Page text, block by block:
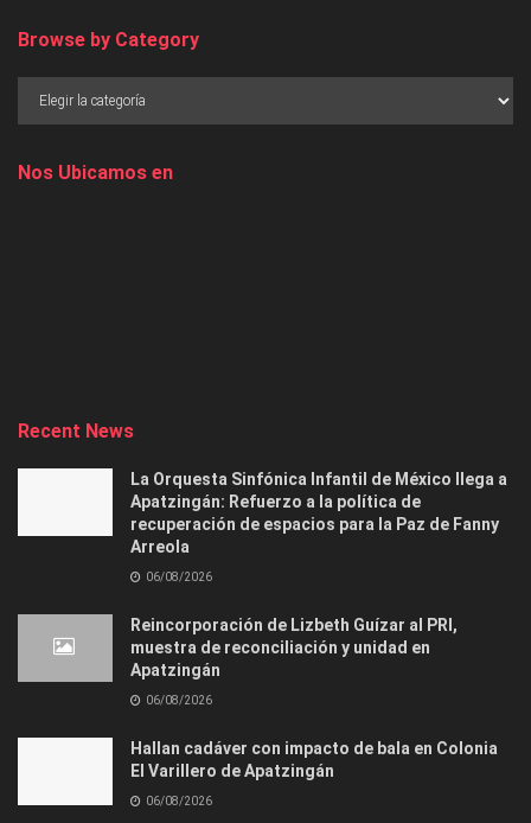
Browse by Category
Nos Ubicamos en
Recent News
La Orquesta Sinfónica Infantil de México llega a
Apatzingán: Refuerzo a la política de
recuperación de espacios para la Paz de Fanny
Arreola
06/08/2026
Reincorporación de Lizbeth Guízar al PRI,
muestra de reconciliación y unidad en
Apatzingán
06/08/2026
Hallan cadáver con impacto de bala en Colonia
El Varillero de Apatzingán
06/08/2026